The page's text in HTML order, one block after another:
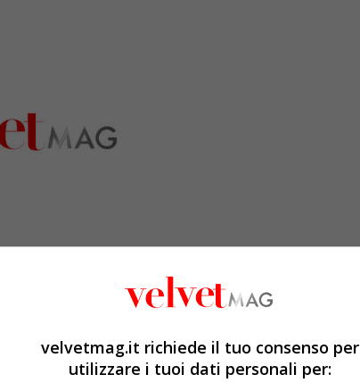
velvetmag.it richiede il tuo consenso per
utilizzare i tuoi dati personali per: